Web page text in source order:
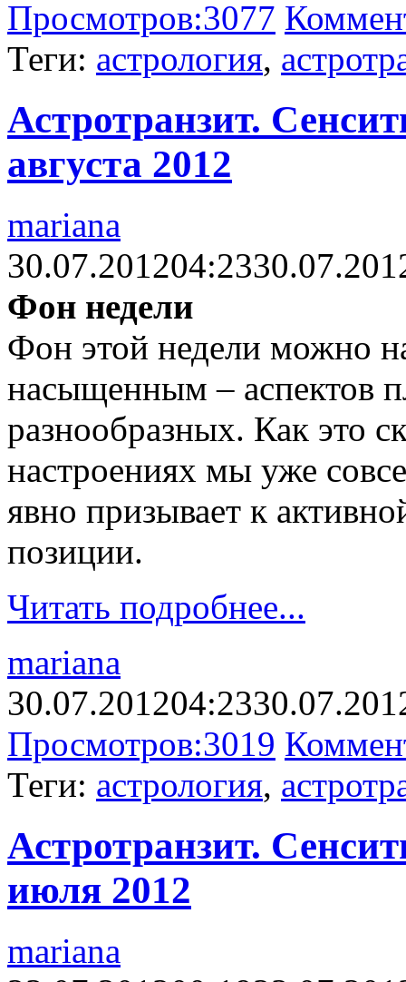
Просмотров:3077
Теги: астрология,
Астротранзит.
августа 2012
mariana
30.07.201204:23
Фон недели
Фон этой недели можно
насыщенным – аспектов
разнообразных. Как это
настроениях мы уже
явно призывает к
позиции.
Читать подробнее...
mariana
30.07.201204:23
Просмотров:3019
Теги: астрология,
Астротранзит.
июля 2012
mariana